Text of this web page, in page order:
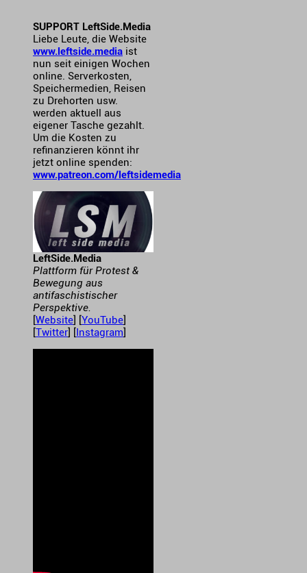
SUPPORT LeftSide.Media
Liebe Leute, die Website
www.leftside.media ist
nun seit einigen Wochen
online. Serverkosten,
Speichermedien, Reisen
zu Drehorten usw.
werden aktuell aus
eigener Tasche gezahlt.
Um die Kosten zu
refinanzieren könnt ihr
jetzt online spenden:
www.patreon.com/leftsidemedia
LeftSide.Media
Plattform für Protest &
Bewegung aus
antifaschistischer
Perspektive.
[Website] [YouTube]
[Twitter] [Instagram]